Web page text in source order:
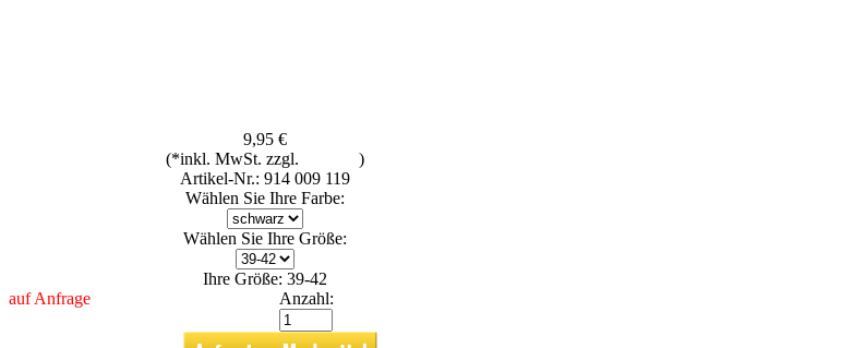
9,95 €
(*inkl. MwSt. zzgl.
)
Artikel-Nr.: 914 009 119
Wählen Sie Ihre Farbe:
Wählen Sie Ihre Größe:
Ihre Größe: 39-42
auf Anfrage
Anzahl: